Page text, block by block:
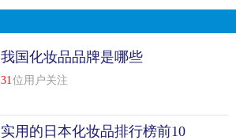
我国化妆品品牌是哪些
31 位用户关注
实用的日本化妆品排行榜前10